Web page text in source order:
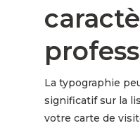
La typographie
significatif sur la
votre carte de